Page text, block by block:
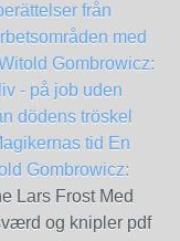
från
med
Gombrowicz:
- på job uden
dödens tröskel
tid En
Gombrowicz:
Lars Frost Med
og knipler pdf